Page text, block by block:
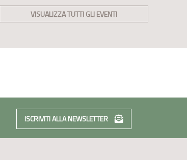
VISUALIZZA TUTTI GLI EVENTI
ISCRIVITI ALLA NEWSLETTER